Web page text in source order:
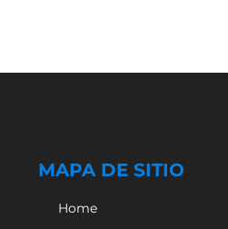
MAPA DE SITIO
Home